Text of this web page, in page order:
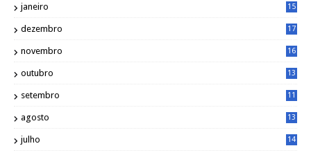
janeiro
15
dezembro
17
novembro
16
outubro
13
setembro
11
agosto
13
julho
14